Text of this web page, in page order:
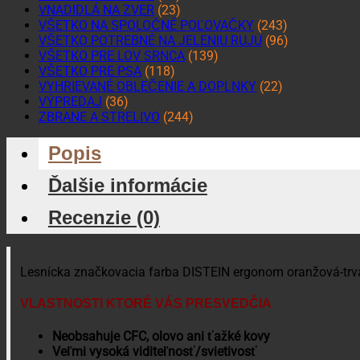
VNADIDLÁ NA ZVER (23)
VŠETKO NA SPOLOČNÉ POĽOVAČKY (243)
VŠETKO POTREBNÉ NA JELENIU RUJU (96)
VŠETKO PRE LOV SRNCA (139)
VŠETKO PRE PSA (118)
VYHRIEVANÉ OBLEČENIE A DOPLNKY (22)
VÝPREDAJ (36)
ZBRANE A STRELIVO (244)
Popis
Ďalšie informácie
Recenzie (0)
Lesnícka značkovacia farba DISTEIN ergonom oranžová-
VLASTNOSTI KTORÉ VÁS PRESVEDČIA
Neobsahuje CFC, olovo ani ťažké kovy
Veľmi vysoká viditeľnosť/svietivosť